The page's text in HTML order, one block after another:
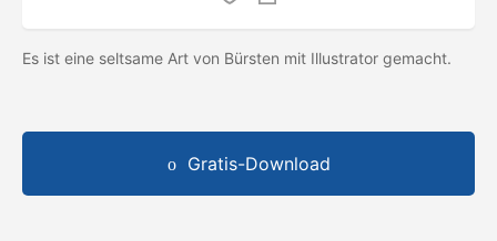
Es ist eine seltsame Art von Bürsten mit Illustrator gemacht.
Gratis-Download